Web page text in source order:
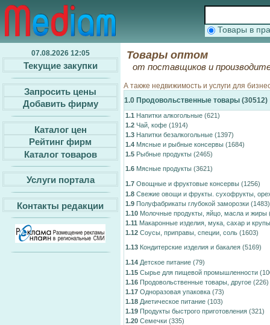
Товары в
07.08.2026 12:05
Текущие закупки
Запросить цены
Добавить фирму
Каталог цен
Рейтинг фирм
Каталог товаров
Услуги портала
Контакты редакции
Товары оптом
от поставщиков и
А также недвижимость и услуги для
1.0 Продовольственные товары (30512)
1.1 Напитки алкогольные (621)
1.2 Чай, кофе (1914)
1.3 Напитки безалкогольные (1397)
1.4 Мясные и рыбные консервы (1684)
1.5 Рыбные продукты (2465)
1.6 Мясные продукты (3621)
1.7 Овощные и фруктовые консервы (1256)
1.8 Свежие овощи и фрукты. сухофрукты,
1.9 Полуфабрикаты глубокой заморозки (1483)
1.10 Молочные продукты, яйцо, масла и жиры
1.11 Макаронные изделия, мука, сахар и крупы
1.12 Соусы, приправы, специи, соль (1603)
1.13 Кондитерские изделия и бакалея (5169)
1.14 Детское питание (79)
1.15 Сырье для пищевой промышленности
1.16 Продовольственные товары, другое (226)
1.17 Одноразовая упаковка (73)
1.18 Диетическое питание (103)
1.19 Продукты быстрого приготовления (321)
1.20 Семечки (335)